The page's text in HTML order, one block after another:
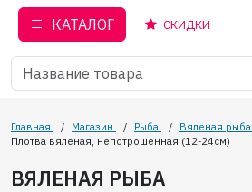
КАТАЛОГ СКИДКИ
Главная / Магазин / Рыба / Вяленая рыба
Плотва вяленая, непотрошенная (12-24см)
ВЯЛЕНАЯ РЫБА